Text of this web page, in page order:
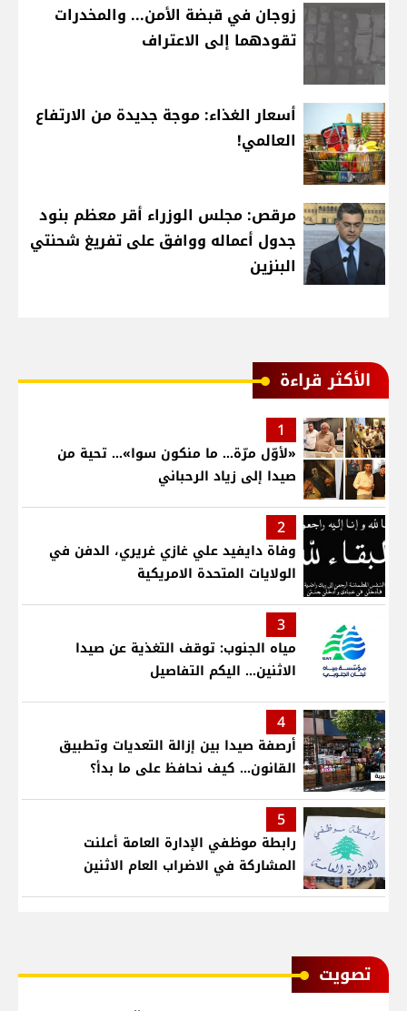
زوجان في قبضة الأمن... والمخدرات
تقودهما إلى الاعتراف
أسعار الغذاء: موجة جديدة من الارتفاع
العالمي!
مرقص: مجلس الوزراء أقر معظم بنود
جدول أعماله ووافق على تفريغ شحنتي
البنزين
الأكثر قراءة
1
«لأوّل مرّة… ما منكون سوا»… تحية من
صيدا إلى زياد الرحباني
2
وفاة دايفيد علي غازي غريري، الدفن في
الولايات المتحدة الامريكية
3
مياه الجنوب: توقف التغذية عن صيدا
الاثنين... اليكم التفاصيل
4
أرصفة صيدا بين إزالة التعديات وتطبيق
القانون... كيف نحافظ على ما بدأ؟
5
رابطة موظفي الإدارة العامة أعلنت
المشاركة في الاضراب العام الاثنين
ﺗﺼﻮﻳﺖ